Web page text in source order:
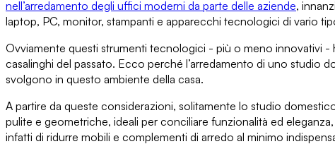
nell’arredamento degli uffici moderni da parte delle aziende,
laptop, PC, monitor, stampanti e apparecchi tecnologici di vario
Ovviamente questi strumenti tecnologici - più o meno innovativi -
casalinghi del passato. Ecco perché l’arredamento di uno studio
svolgono in questo ambiente della casa.
A partire da queste considerazioni, solitamente lo studio
pulite e geometriche, ideali per conciliare funzionalità ed eleganza,
infatti di ridurre mobili e complementi di arredo al minimo